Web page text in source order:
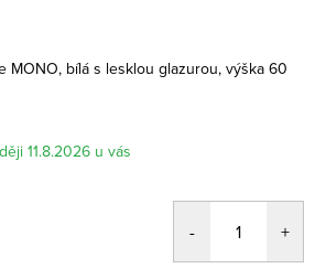
MONO, bílá s lesklou glazurou, výška 60
11.8.2026